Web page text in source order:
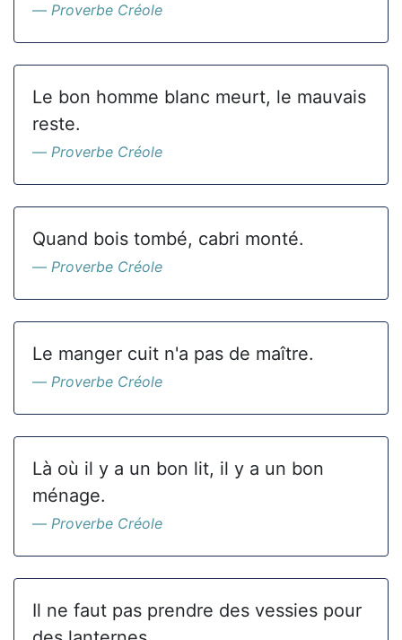
Proverbe Créole
Le bon homme blanc meurt, le mauvais
reste.
Proverbe Créole
Quand bois tombé, cabri monté.
Proverbe Créole
Le manger cuit n'a pas de maître.
Proverbe Créole
Là où il y a un bon lit, il y a un bon
ménage.
Proverbe Créole
Il ne faut pas prendre des vessies pour